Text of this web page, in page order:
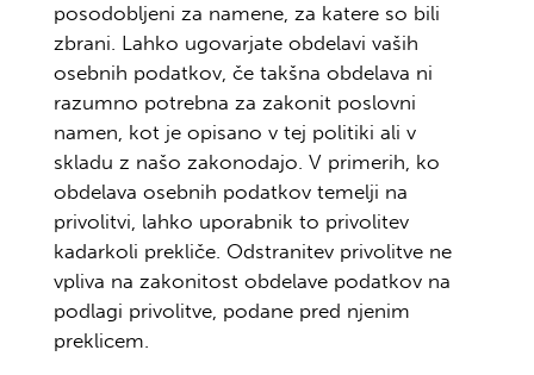
posodobljeni za namene, za katere so bili
zbrani. Lahko ugovarjate obdelavi vaših
osebnih podatkov, če takšna obdelava ni
razumno potrebna za zakonit poslovni
namen, kot je opisano v tej politiki ali v
skladu z našo zakonodajo. V primerih, ko
obdelava osebnih podatkov temelji na
privolitvi, lahko uporabnik to privolitev
kadarkoli prekliče. Odstranitev privolitve ne
vpliva na zakonitost obdelave podatkov na
podlagi privolitve, podane pred njenim
preklicem.